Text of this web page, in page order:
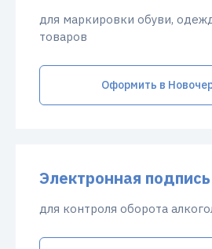
для маркировки обуви,
товаров
Оформить в
Электронная
для контроля оборота